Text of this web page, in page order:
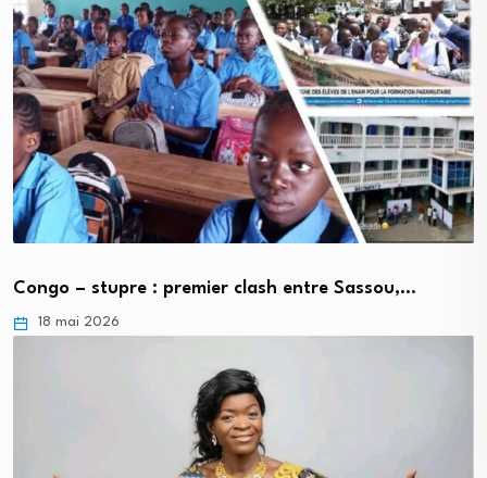
Congo – stupre : premier clash entre Sassou,…
18 mai 2026